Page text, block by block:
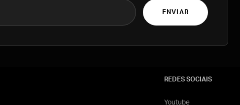
ENVIAR
REDES SOCIAIS
Youtube